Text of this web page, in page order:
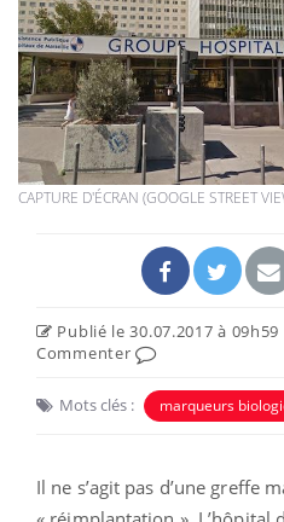
CAPTURE D'ÉCRAN (GOOGLE STREET
Publié le 30.07.2017 à 09h59
Commenter
Mots clés : marqueurs
Il ne s’agit pas d’une greffe